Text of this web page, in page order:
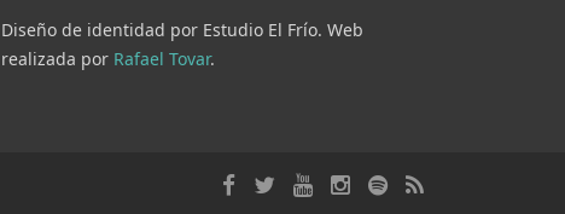
Diseño de identidad por Estudio El Frío. Web
realizada por Rafael Tovar.